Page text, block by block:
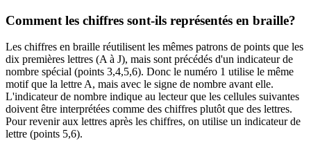
Comment les chiffres sont-ils représentés en braille?
Les chiffres en braille réutilisent les mêmes patrons de points que les
dix premières lettres (A à J), mais sont précédés d'un indicateur de
nombre spécial (points 3,4,5,6). Donc le numéro 1 utilise le même
motif que la lettre A, mais avec le signe de nombre avant elle.
L'indicateur de nombre indique au lecteur que les cellules suivantes
doivent être interprétées comme des chiffres plutôt que des lettres.
Pour revenir aux lettres après les chiffres, on utilise un indicateur de
lettre (points 5,6).